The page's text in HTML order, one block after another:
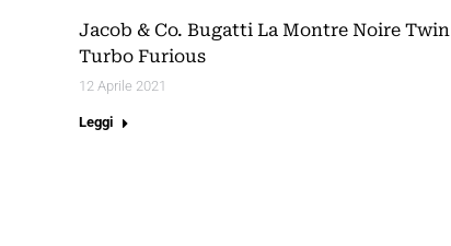
Jacob & Co. Bugatti La Montre Noire Twin
Turbo Furious
12 Aprile 2021
Leggi